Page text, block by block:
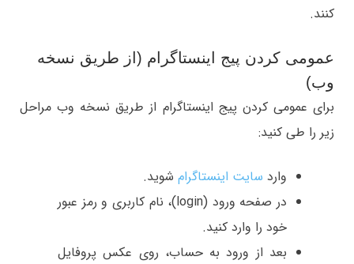
کنند.
عمومی کردن پیج اینستاگرام (از طریق نسخه
وب)
برای عمومی کردن پیج اینستاگرام از طریق نسخه وب مراحل
زیر را طی کنید:
وارد سایت اینستاگرام شوید.
در صفحه ورود (login)، نام کاربری و رمز عبور
خود را وارد کنید.
بعد از ورود به حساب، روی عکس پروفایل